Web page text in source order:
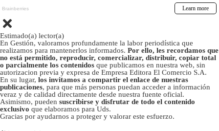
Estimado(a) lector(a)
En Gestión, valoramos profundamente la labor periodística que
realizamos para mantenerlos informados. Por ello, les recordamos que
no está permitido, reproducir, comercializar, distribuir, copiar total
o parcialmente los contenidos que publicamos en nuestra web, sin
autorizacion previa y expresa de Empresa Editora El Comercio S.A.
En su lugar, los invitamos a compartir el enlace de nuestras
publicaciones, para que más personas puedan acceder a información
veraz y de calidad directamente desde nuestra fuente oficial.
Asimismo, pueden suscribirse y disfrutar de todo el contenido
exclusivo que elaboramos para Uds.
Gracias por ayudarnos a proteger y valorar este esfuerzo.